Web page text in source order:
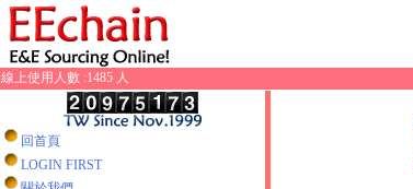
線上使用人數 :1485 人
回首頁
LOGIN FIRST